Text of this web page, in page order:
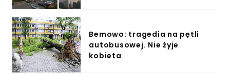
Bemowo: tragedia na pętli
autobusowej. Nie żyje
kobieta